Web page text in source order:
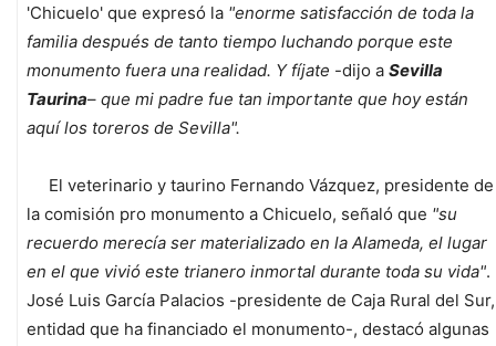
'Chicuelo' que expresó la "enorme satisfacción de toda la
familia después de tanto tiempo luchando porque este
monumento fuera una realidad. Y fíjate -dijo a Sevilla
Taurina– que mi padre fue tan importante que hoy están
aquí los toreros de Sevilla".
El veterinario y taurino Fernando Vázquez, presidente de
la comisión pro monumento a Chicuelo, señaló que "su
recuerdo merecía ser materializado en la Alameda, el lugar
en el que vivió este trianero inmortal durante toda su vida".
José Luis García Palacios -presidente de Caja Rural del Sur,
entidad que ha financiado el monumento-, destacó algunas